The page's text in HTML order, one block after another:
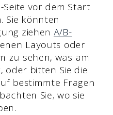
Seite vor dem Start
Sie könnten
ziehen A/B-
Layouts oder
zu sehen, was am
oder bitten Sie die
bestimmte Fragen
Sie, wo sie